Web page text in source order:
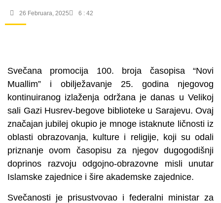
26 Februara, 2025 6 : 42
Svečana promocija 100. broja časopisa “Novi
Muallim” i obilježavanje 25. godina njegovog
kontinuiranog izlaženja održana je danas u Velikoj
sali Gazi Husrev-begove biblioteke u Sarajevu. Ovaj
značajan jubilej okupio je mnoge istaknute ličnosti iz
oblasti obrazovanja, kulture i religije, koji su odali
priznanje ovom časopisu za njegov dugogodišnji
doprinos razvoju odgojno-obrazovne misli unutar
Islamske zajednice i šire akademske zajednice.
Svečanosti je prisustvovao i federalni ministar za